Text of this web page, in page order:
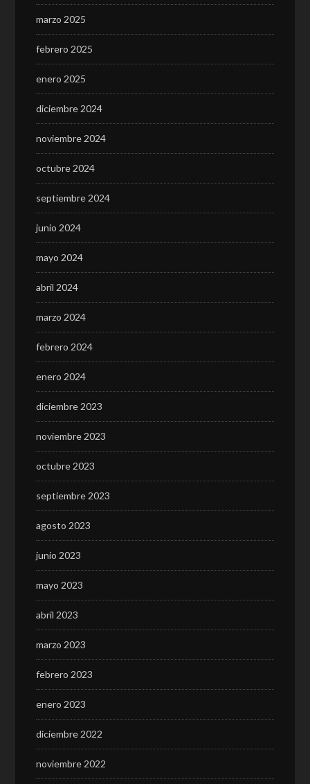
marzo 2025
febrero 2025
enero 2025
diciembre 2024
noviembre 2024
octubre 2024
septiembre 2024
junio 2024
mayo 2024
abril 2024
marzo 2024
febrero 2024
enero 2024
diciembre 2023
noviembre 2023
octubre 2023
septiembre 2023
agosto 2023
junio 2023
mayo 2023
abril 2023
marzo 2023
febrero 2023
enero 2023
diciembre 2022
noviembre 2022